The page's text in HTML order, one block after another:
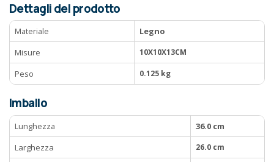
Dettagli del prodotto
Materiale
Legno
Misure
10X10X13CM
Peso 0.125 kg
Imballo
Lunghezza
36.0 cm
Larghezza
26.0 cm